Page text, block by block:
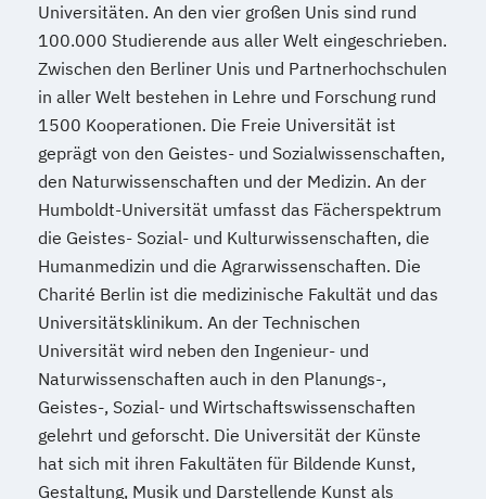
Wirtschafts­ingenieur­wesen
Verfahrenstechnik
Zukunftsmanagement
Universitäten. An den vier großen Unis sind rund
100.000 Studierende aus aller Welt eingeschrieben.
Zwischen den Berliner Unis und Partnerhochschulen
in aller Welt bestehen in Lehre und Forschung rund
1500 Kooperationen. Die Freie Universität ist
geprägt von den Geistes- und Sozialwissenschaften,
den Naturwissenschaften und der Medizin. An der
Humboldt-Universität umfasst das Fächerspektrum
die Geistes- Sozial- und Kulturwissenschaften, die
Humanmedizin und die Agrarwissenschaften. Die
Charité Berlin ist die medizinische Fakultät und das
Universitätsklinikum. An der Technischen
Universität wird neben den Ingenieur- und
Naturwissenschaften auch in den Planungs-,
Geistes-, Sozial- und Wirtschaftswissenschaften
gelehrt und geforscht. Die Universität der Künste
hat sich mit ihren Fakultäten für Bildende Kunst,
Gestaltung, Musik und Darstellende Kunst als